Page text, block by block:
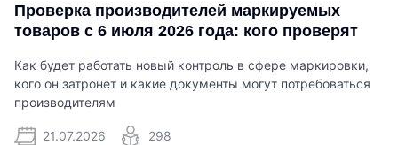
Проверка производителей маркируемых
товаров с 6 июля 2026 года: кого проверят
Как будет работать новый контроль в сфере маркировки,
кого он затронет и какие документы могут потребоваться
производителям
21.07.2026 298